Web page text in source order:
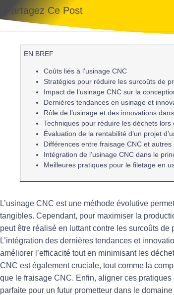
Partagez Ce Post
EN BREF
Coûts liés à l’usinage CNC
Stratégies pour réduire les surcoûts de
Impact de l’usinage CNC sur la
Dernièrestendances en usinage et
Rôle de l’usinage et des innovations
Techniques pour réduire les déchets lors
Évaluation de la rentabilité d’un projet
Différences entre fraisage CNC et autres
Intégration de l’usinage CNC dans le
Meilleures pratiques pour le filetage en
L’usinage CNC est une méthode évolutive
tangibles. Cependant, pour maximiser la
peut être réalisé en luttant contre les surcoûts de
L’intégration des dernières tendances et
améliorer l’efficacité tout en minimisant les
CNC est également cruciale, tout comme la
que le fraisage CNC. Enfin, aligner ces pratiques
parfaite pour un futur prometteur dans le domaine